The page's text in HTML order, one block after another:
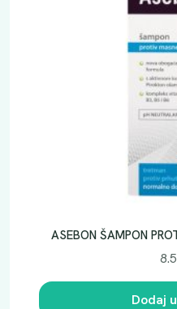
ASEBON ŠAMPON
Dodaj